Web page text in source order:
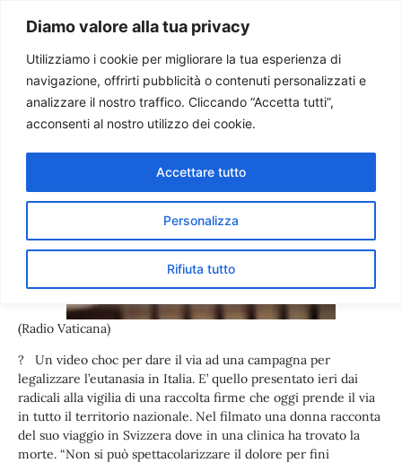
Diamo valore alla tua privacy
Utilizziamo i cookie per migliorare la tua esperienza di
navigazione, offrirti pubblicità o contenuti personalizzati e
analizzare il nostro traffico. Cliccando “Accetta tutti”,
acconsenti al nostro utilizzo dei cookie.
Personalizza
Rifiuta tutto
Accettare tutto
Paolo Ondarza
Campagna pro-eutanasia in
Italia. Pessina:
strumentalizzato il dolore
(Radio Vaticana)
? Un video choc per dare il via ad una campagna per
legalizzare l’eutanasia in Italia. E’ quello presentato ieri dai
radicali alla vigilia di una raccolta firme che oggi prende il via
in tutto il territorio nazionale. Nel filmato una donna racconta
del suo viaggio in Svizzera dove in una clinica ha trovato la
morte. “Non si può spettacolarizzare il dolore per fini